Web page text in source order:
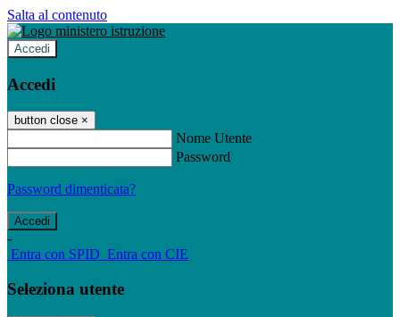
Salta al contenuto
Accedi
Accedi
button close ×
Nome Utente
Password
Password dimenticata?
-
Entra con SPID Entra con CIE
Seleziona utente